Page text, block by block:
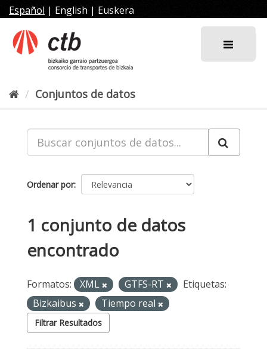
al
contenido
Español | English | Euskera
Conjuntos de datos
Ordenar por
1 conjunto de datos
encontrado
Formatos: XML GTFS-RT
Etiquetas:
Bizkaibus
Tiempo real
Filtrar Resultados